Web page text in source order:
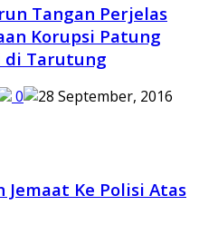
Tangan Perjelas
Korupsi Patung
di Tarutung
0
Ke Polisi Atas